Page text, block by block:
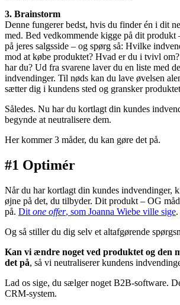
3. Brainstorm
Denne fungerer bedst, hvis du finder én i dit
med. Bed vedkommende kigge på dit produkt
på jeres salgsside – og spørg så: Hvilke
mod at købe produktet? Hvad er du i tvivl
har du? Ud fra svarene laver du en liste med
indvendinger. Til nøds kan du lave øvelsen
sætter dig i kundens sted og gransker
Således. Nu har du kortlagt din kundes
begynde at neutralisere dem.
Her kommer 3 måder, du kan gøre det på.
#1 Optimér
Når du har kortlagt din kundes indvendinger,
øjne på det, du tilbyder. Dit produkt – OG
på. Dit one offer, som Joanna Wiebe ville sige.
Og så stiller du dig selv et altafgørende
Kan vi ændre noget ved produktet og den
det på, så vi neutraliserer kundens
Lad os sige, du sælger noget B2B-software.
CRM-system.